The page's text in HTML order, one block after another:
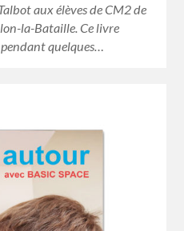
aux élèves de CM2 de
la-Bataille. Ce livre
quelques…